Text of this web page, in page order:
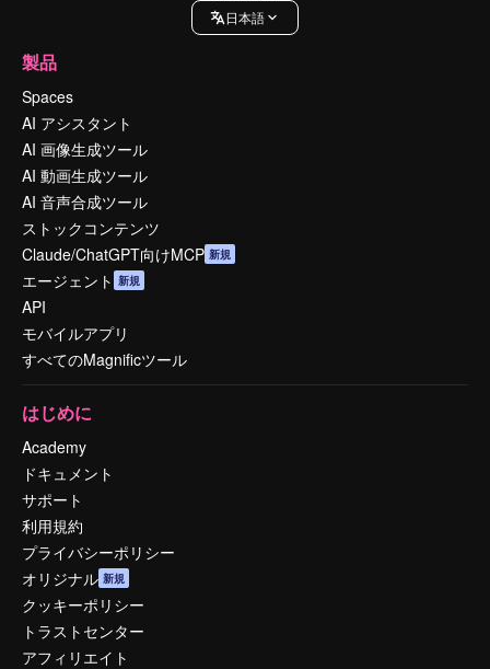
日本語
製品
Spaces
AI アシスタント
AI 画像生成ツール
AI 動画生成ツール
AI 音声合成ツール
ストックコンテンツ
Claude/ChatGPT向けMCP 新規
エージェント 新規
API
モバイルアプリ
すべてのMagnificツール
はじめに
Academy
ドキュメント
サポート
利用規約
プライバシーポリシー
オリジナル 新規
クッキーポリシー
トラストセンター
アフィリエイト